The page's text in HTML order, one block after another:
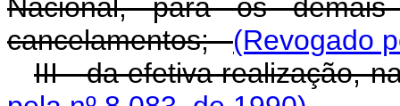
Nacional, para os
cancelamentos;(Revogado
III - da efetiva realização,